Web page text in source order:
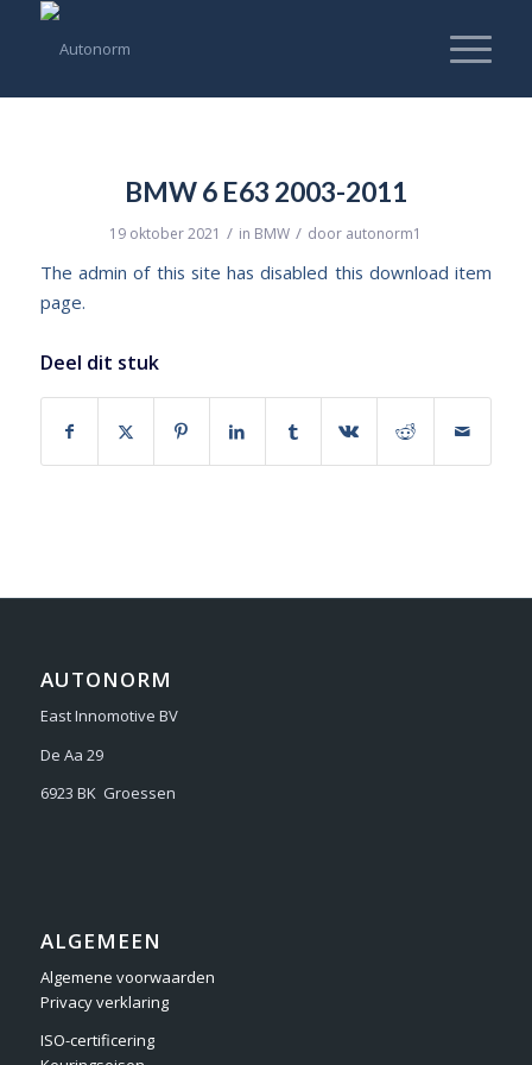
BMW 6 E63 2003-2011
19 oktober 2021 / in BMW / door autonorm1
The admin of this site has disabled this download item
page.
Deel dit stuk
AUTONORM
East Innomotive BV
De Aa 29
6923 BK Groessen
ALGEMEEN
Algemene voorwaarden
Privacy verklaring
ISO-certificering